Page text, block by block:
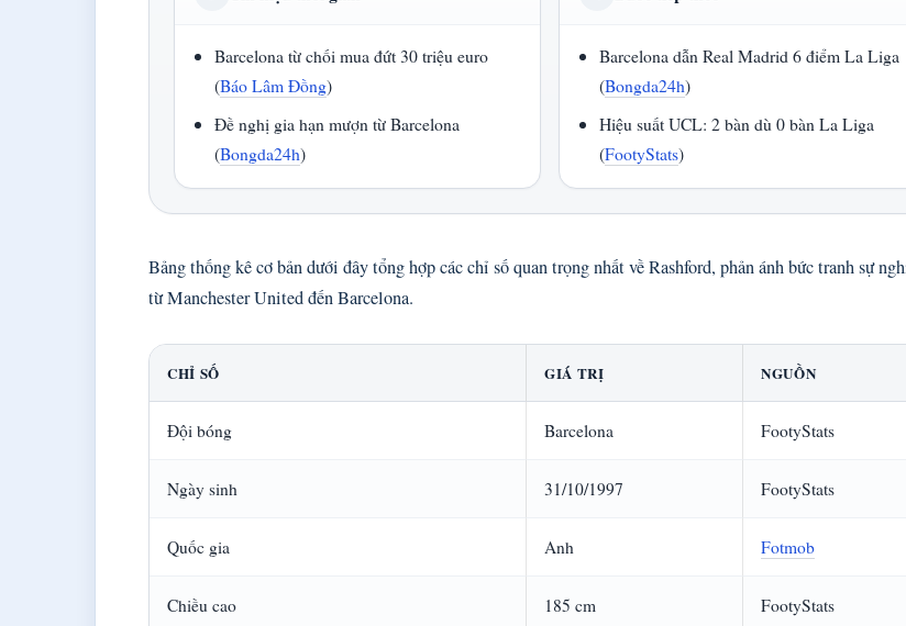
Barcelona từ chối mua đứt 30 triệu euro
(Báo Lâm Đồng)
Đề nghị gia hạn mượn từ Barcelona
(Bongda24h)
Barcelona dẫn Real Madrid 6 điểm La Liga
(Bongda24h)
Hiệu suất UCL: 2 bàn dù 0 bàn La Liga
(FootyStats)
Bảng thống kê cơ bản dưới đây tổng hợp các chỉ số quan trọng nhất về Rashford, phản ánh bức tranh sự
từ Manchester United đến Barcelona.
CHỈ SỐ GIÁ TRỊ NGUỒN
Đội bóng Barcelona FootyStats
Ngày sinh 31/10/1997 FootyStats
Quốc gia Anh Fotmob
Chiều cao 185 cm FootyStats